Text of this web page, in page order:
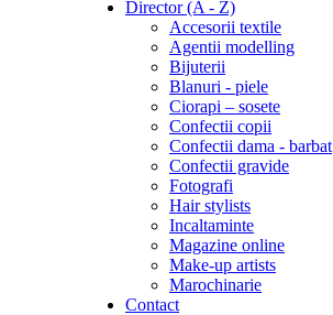
Director (A - Z)
Accesorii textile
Agentii modelling
Bijuterii
Blanuri - piele
Ciorapi – sosete
Confectii copii
Confectii dama - barbat
Confectii gravide
Fotografi
Hair stylists
Incaltaminte
Magazine online
Make-up artists
Marochinarie
Contact